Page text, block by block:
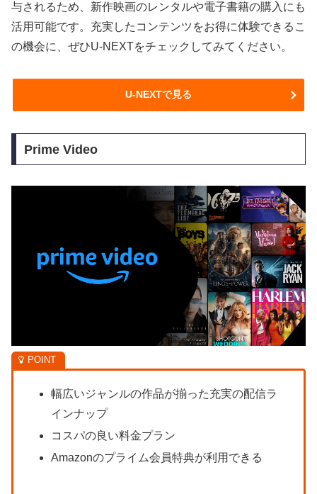
与されるため、新作映画のレンタルや電子書籍の購入にも
活用可能です。充実したコンテンツをお得に体験できるこ
の機会に、ぜひU-NEXTをチェックしてみてください。
U-NEXTで見る
Prime Video
幅広いジャンルの作品が揃った充実の配信ラ
インナップ
コスパの良い料金プラン
Amazonのプライム会員特典が利用できる